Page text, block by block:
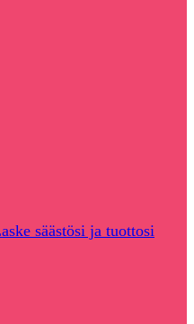
säästösi ja tuottosi